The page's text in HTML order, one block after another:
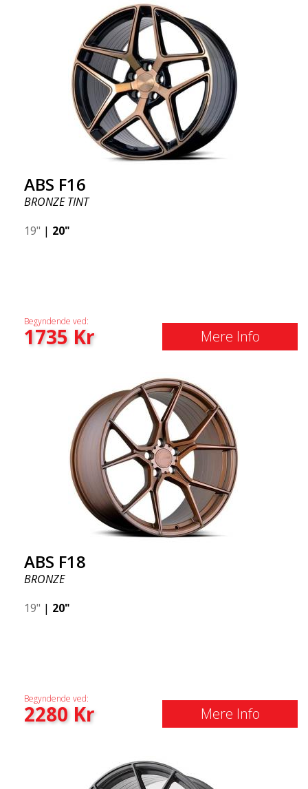
ABS F16
BRONZE TINT
19" | 20"
Begyndende ved:
1735Kr Mere Info
ABS F18
BRONZE
19" | 20"
Begyndende ved:
2280Kr Mere Info